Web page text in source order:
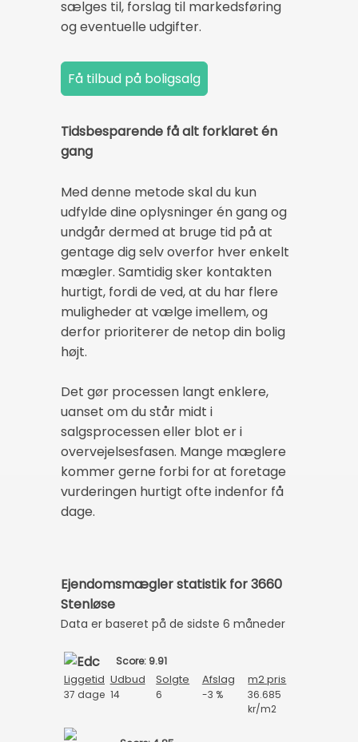
sælges til, forslag til markedsføring
og eventuelle udgifter.
Tidsbesparende få alt forklaret én
gang
Med denne metode skal du kun
udfylde dine oplysninger én gang og
undgår dermed at bruge tid på at
gentage dig selv overfor hver enkelt
mægler. Samtidig sker kontakten
hurtigt, fordi de ved, at du har flere
muligheder at vælge imellem, og
derfor prioriterer de netop din bolig
højt.
Det gør processen langt enklere,
uanset om du står midt i
salgsprocessen eller blot er i
overvejelsesfasen. Mange mæglere
kommer gerne forbi for at foretage
vurderingen hurtigt ofte indenfor få
dage.
Ejendomsmægler statistik for 3660
Stenløse
Data er baseret på de sidste 6 måneder
Score: 9.91
Liggetid Udbud Solgte Afslag m2 pris
37 dage 14 6 -3 %
36.685
kr/m2